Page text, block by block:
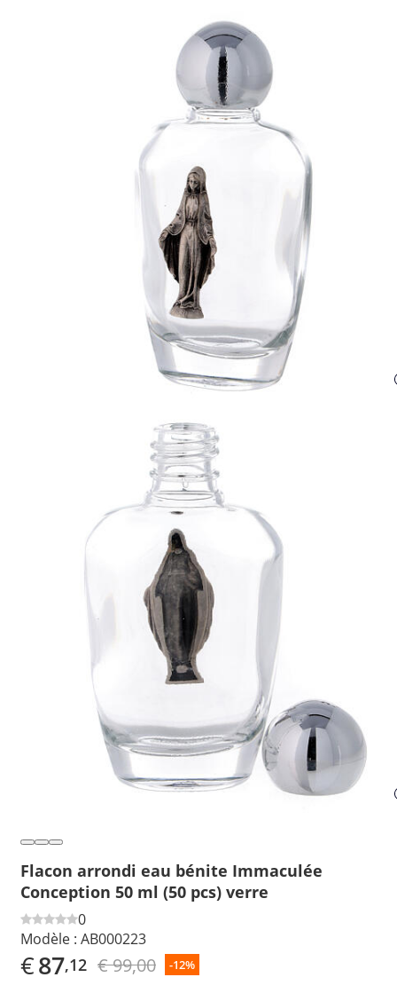
Flacon arrondi eau bénite Immaculée
Conception 50 ml (50 pcs) verre
0
Modèle : AB000223
€87,12 € 99,00 -12%